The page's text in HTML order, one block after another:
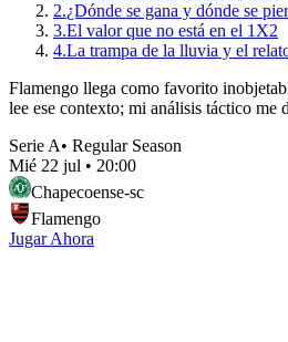
2.¿Dónde se gana y dónde se
3.El valor que no está en el 1X2
4.La trampa de la lluvia y el
Flamengo llega como favorito
lee ese contexto; mi análisis táctico me
Serie A• Regular Season
Mié 22 jul • 20:00
Chapecoense-sc
Flamengo
Jugar Ahora